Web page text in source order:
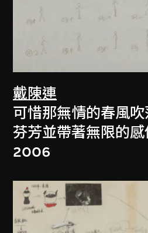
戴陳連
可惜那無情的春風
芬芳並帶著無限的
2006